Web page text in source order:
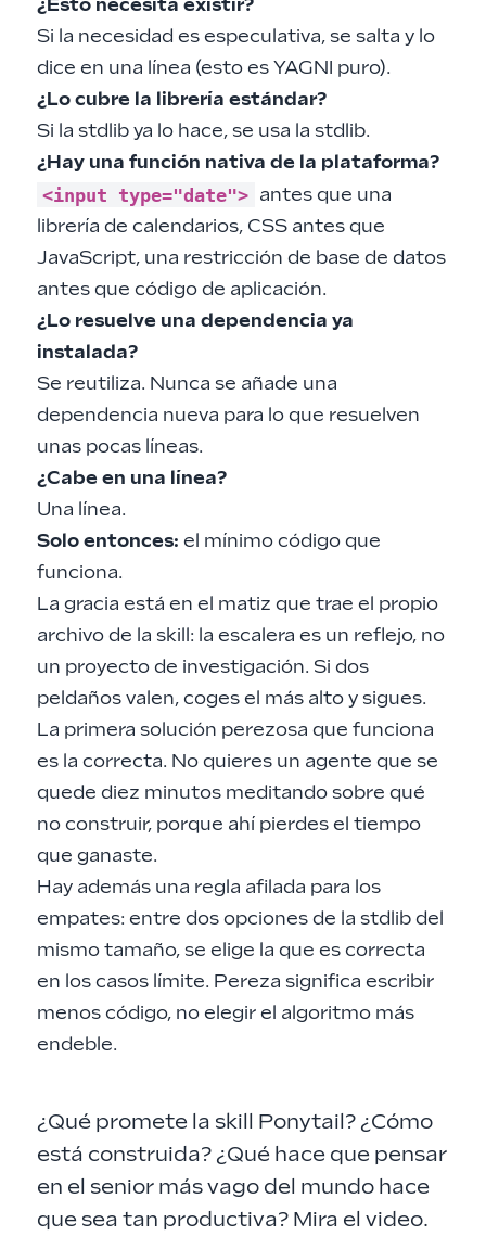
¿Esto necesita existir?
Si la necesidad es especulativa, se salta y lo
dice en una línea (esto es YAGNI puro).
¿Lo cubre la librería estándar?
Si la stdlib ya lo hace, se usa la stdlib.
¿Hay una función nativa de la plataforma?
<input type="date"> antes que una
librería de calendarios, CSS antes que
JavaScript, una restricción de base de datos
antes que código de aplicación.
¿Lo resuelve una dependencia ya
instalada?
Se reutiliza. Nunca se añade una
dependencia nueva para lo que resuelven
unas pocas líneas.
¿Cabe en una línea?
Una línea.
Solo entonces: el mínimo código que
funciona.
La gracia está en el matiz que trae el propio
archivo de la skill: la escalera es un reflejo, no
un proyecto de investigación. Si dos
peldaños valen, coges el más alto y sigues.
La primera solución perezosa que funciona
es la correcta. No quieres un agente que se
quede diez minutos meditando sobre qué
no construir, porque ahí pierdes el tiempo
que ganaste.
Hay además una regla afilada para los
empates: entre dos opciones de la stdlib del
mismo tamaño, se elige la que es correcta
en los casos límite. Pereza significa escribir
menos código, no elegir el algoritmo más
endeble.
¿Qué promete la skill Ponytail? ¿Cómo
está construida? ¿Qué hace que pensar
en el senior más vago del mundo hace
que sea tan productiva? Mira el video.